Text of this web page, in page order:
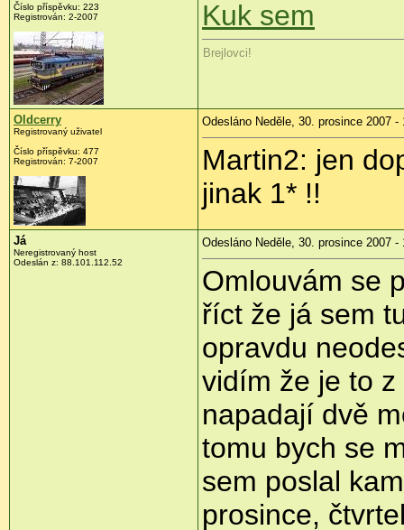
Číslo příspěvku: 223
Registrován: 2-2007
Kuk sem
Brejlovci!
Oldcerry
Registrovaný uživatel
Číslo příspěvku: 477
Registrován: 7-2007
Odesláno Neděle, 30. prosince 2007 -
Martin2: jen
jinak 1* !!
Já
Neregistrovaný host
Odeslán z: 88.101.112.52
Odesláno Neděle, 30. prosince 2007 -
Omlouvám se
říct že já sem
opravdu
vidím že je to
napadají dvě
tomu bych se
sem poslal
prosince,